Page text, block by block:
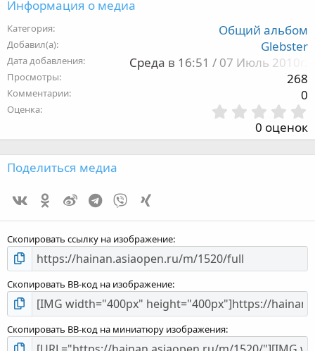
Информация о медиа
Категория Общий альбом
Добавил(а) Glebster
Дата добавления Среда в 16:51 / 07 Июль 2010г.
Просмотры 268
Комментарии 0
Оценка
,
0
0
д
0 оценок
Поделиться медиа
Vk
Ok WeiboTelegram
Viber
Скопировать ссылку на изображение
Скопировать BB-код на изображение
Скопировать BB-код на миниатюру изображения